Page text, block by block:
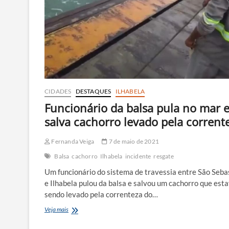
CIDADES DESTAQUES ILHABELA
Funcionário da balsa pula no mar e
salva cachorro levado pela
Fernanda Veiga
7 de maio de 2021
Balsa cachorro Ilhabela incidente resgate
Um funcionário do sistema de travessia entre São
e Ilhabela pulou da balsa e salvou um cachorro que
sendo levado pela correnteza do…
Veja maisFuncionário